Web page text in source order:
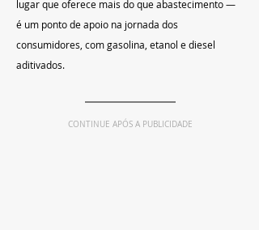
lugar que oferece mais do que abastecimento —
é um ponto de apoio na jornada dos
consumidores, com gasolina, etanol e diesel
aditivados.
CONTINUE APÓS A PUBLICIDADE